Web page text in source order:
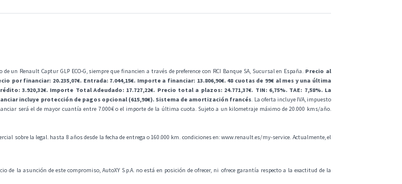
Renault Captur GLP ECO-G, siempre que financien a través de preference con RCI Banque SA, Sucursal en España. Precio al
por financiar: 20.235,07€. Entrada: 7.044,15€. Importe a financiar: 13.806,90€. 48 cuotas de 99€ al mes y una última
3.920,32€. Importe Total Adeudado: 17.727,22€. Precio total a plazos: 24.771,37€. TIN: 6,75%. TAE: 7,58%. La
incluye protección de pagos opcional (615,98€). Sistema de amortización francés. La oferta incluye IVA, impuesto
será el de mayor cuantía entre 7.000€ o el importe de la última cuota. Sujeto a un kilometraje máximo de 20.000 kms/año.
sobre la legal. hasta 8 años desde la fecha de entrega o 160.000 km. condiciones en:www.renault.es/my-service. Actualmente, el
la asunción de este compromiso, AutoXY S.p.A. no está en posición de ofrecer, ni ofrece garantía respecto a la exactitud de la